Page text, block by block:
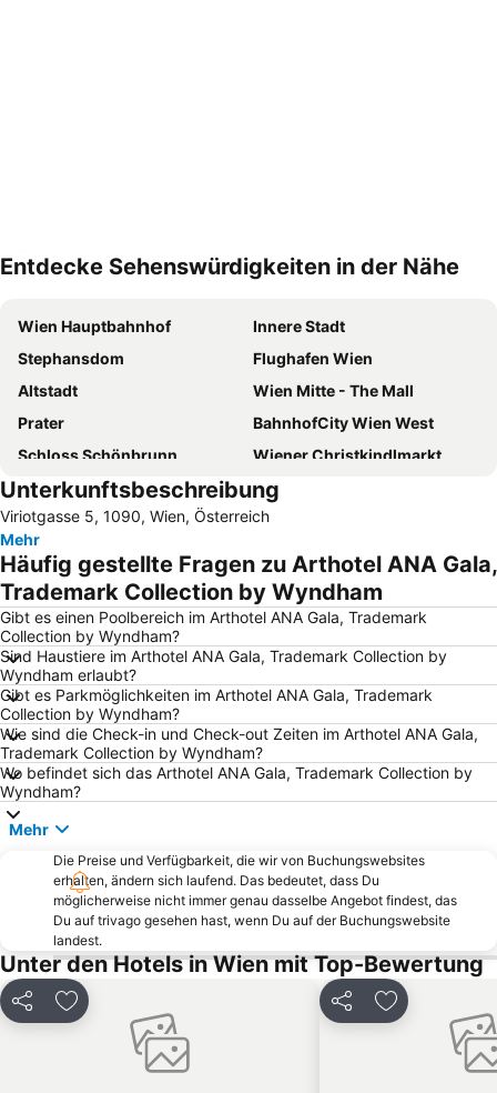
Entdecke Sehenswürdigkeiten in der Nähe
Wien Hauptbahnhof
Innere Stadt
Stephansdom
Flughafen Wien
Altstadt
Wien Mitte - The Mall
Prater
BahnhofCity Wien West
Schloss Schönbrunn
Wiener Christkindlmarkt
Hofburg
Wiener Rathaus
Wiener Staatsoper
Ernst-Happel-Stadion
Bahnhof Südtiroler Platz
Stadthalle Wien
Leopoldstadt
MQ - MuseumsQuartier
Tiergarten Schönbrunn
Albertina Kunstmuseum Wien
Mariahilfer Straße
Ottakring
Landstraße
Naschmarkt
Donauinsel
Neubau
Bahnhof Wien-Meidling
Hietzing
Liesing
Bahnhof Wien Praterstern
Messegelände Tulln
UNO-City Vienna International Centre
Weihnachtsmarkt am Spittelberg
Weihnachtsmarkt Karlsplatz
Mariahilf
Meidling
Belvedere
Bruno-Kreisky-Park
Floridsdorf
Zentrum Simmering
Unterkunftsbeschreibung
Viriotgasse 5, 1090, Wien, Österreich
Mehr
Häufig gestellte Fragen zu Arthotel ANA Gala,
Trademark Collection by Wyndham
Gibt es einen Poolbereich im Arthotel ANA Gala, Trademark
Collection by Wyndham?
Sind Haustiere im Arthotel ANA Gala, Trademark Collection by
Wyndham erlaubt?
Gibt es Parkmöglichkeiten im Arthotel ANA Gala, Trademark
Collection by Wyndham?
Wie sind die Check-in und Check-out Zeiten im Arthotel ANA Gala,
Trademark Collection by Wyndham?
Wo befindet sich das Arthotel ANA Gala, Trademark Collection by
Wyndham?
Mehr
Die Preise und Verfügbarkeit, die wir von Buchungswebsites
erhalten, ändern sich laufend. Das bedeutet, dass Du
möglicherweise nicht immer genau dasselbe Angebot findest, das
Du auf trivago gesehen hast, wenn Du auf der Buchungswebsite
landest.
Unter den Hotels in Wien mit Top-Bewertung
Teilen Zu Favoriten hinzufügen Teilen Zu Favoriten